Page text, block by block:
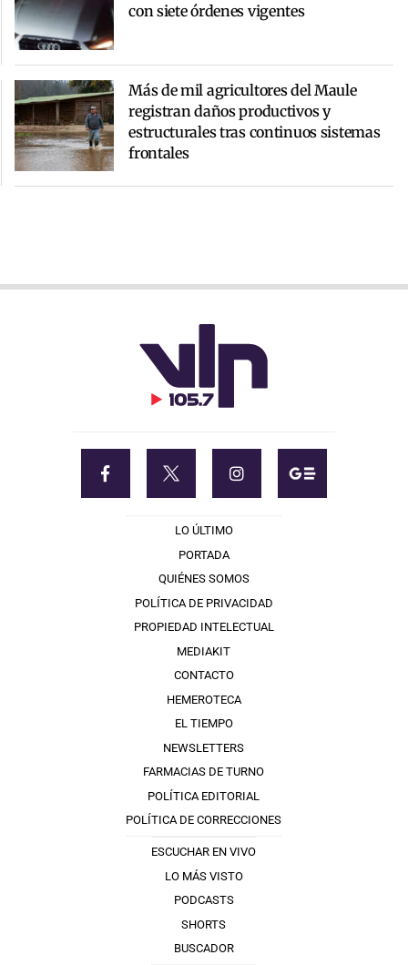
con siete órdenes vigentes
Más de mil agricultores del Maule
registran daños productivos y
estructurales tras continuos sistemas
frontales
LO ÚLTIMO
PORTADA
QUIÉNES SOMOS
POLÍTICA DE PRIVACIDAD
PROPIEDAD INTELECTUAL
MEDIAKIT
CONTACTO
HEMEROTECA
EL TIEMPO
NEWSLETTERS
FARMACIAS DE TURNO
POLÍTICA EDITORIAL
POLÍTICA DE CORRECCIONES
ESCUCHAR EN VIVO
LO MÁS VISTO
PODCASTS
SHORTS
BUSCADOR